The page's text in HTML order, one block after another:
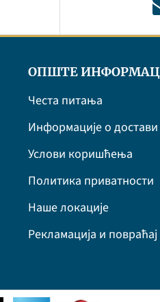
ОПШТЕ
Честа питања
Информације о достави
Услови коришћења
Политика приватности
Наше локације
Рекламација и